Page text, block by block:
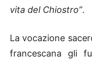
vita del Chiostro”.
La vocazione
francescana gli